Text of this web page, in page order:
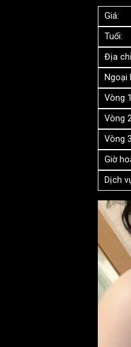
Giá:
Tuổi:
Địa
Ngoại
Vòng
Vòng
Vòng
Giờ
Dịch